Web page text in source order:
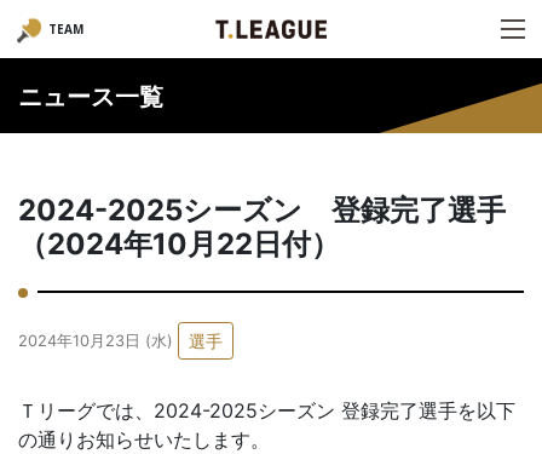
TEAM
ニュース一覧
2024-2025シーズン 登録完了選手
（2024年10月22日付）
2024年10月23日 (水) 選手
Ｔリーグでは、2024-2025シーズン 登録完了選手を以下
の通りお知らせいたします。